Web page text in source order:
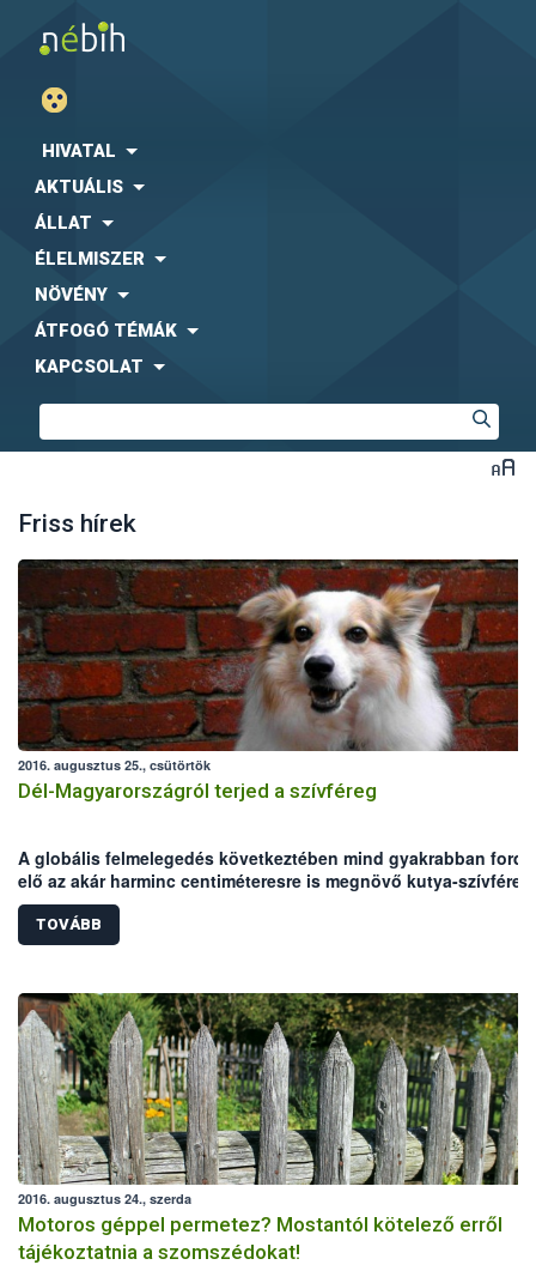
HIVATAL
AKTUÁLIS
ÁLLAT
ÉLELMISZER
NÖVÉNY
ÁTFOGÓ TÉMÁK
KAPCSOLAT
Friss hírek
2016. augusztus 25., csütörtök
Dél-Magyarországról terjed a szívféreg
A globális felmelegedés következtében mind gyakrabban
elő az akár harminc centiméteresre is megnövő kutya-szívféreg
Magyarországon. A NÉBIH Állategészségügyi és Diagnosztikai
Igazgatóságának telephelyein 15 év laborvizsgálati
összesítették: magas átlaghőmérséklete miatt az Alföld a
TOVÁBB
2016. augusztus 24., szerda
Motoros géppel permetez? Mostantól kötelező erről
tájékoztatnia a szomszédokat!